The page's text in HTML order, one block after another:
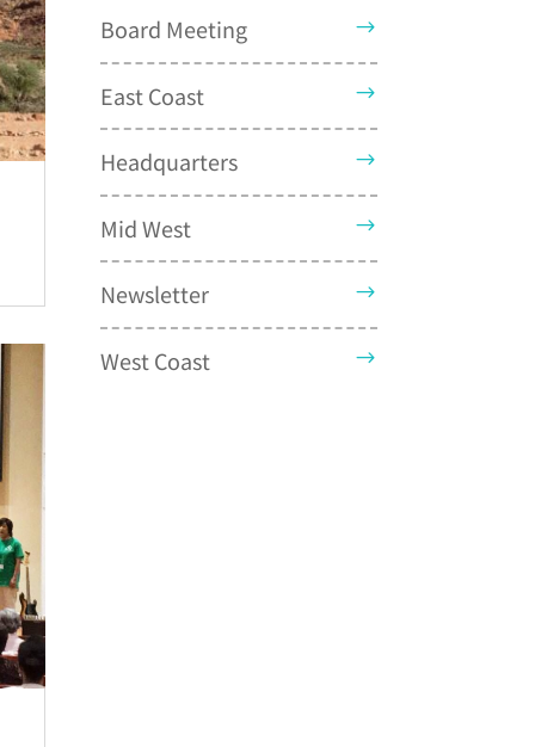
Board Meeting
East Coast
Headquarters
Mid West
Newsletter
West Coast